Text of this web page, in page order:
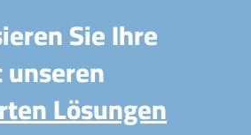
Sie Ihre
Lösungen